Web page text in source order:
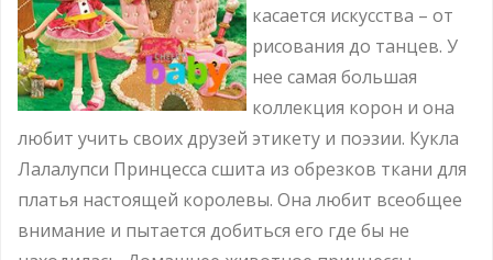
касается искусства – от
рисования до танцев. У
нее самая большая
коллекция корон и она
любит учить своих друзей этикету и поэзии. Кукла
Лалалупси Принцесса сшита из обрезков ткани для
платья настоящей королевы. Она любит всеобщее
внимание и пытается добиться его где бы не